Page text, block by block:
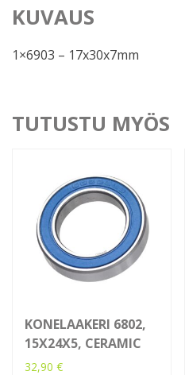
KUVAUS
1×6903 – 17x30x7mm
TUTUSTU MYÖS
KONELAAKERI 6802,
15X24X5, CERAMIC
32,90 €